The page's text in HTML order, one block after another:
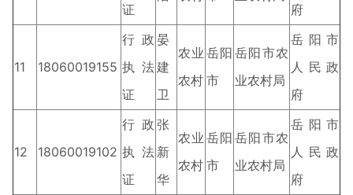
证
府
11 18060019155
行政
执法
证
晏
建
卫
农业
农村
岳阳
市
岳阳市农
业农村局
岳阳市
人民政
府
12 18060019102
行政
执法
证
张
新
华
农业
农村
岳阳
市
岳阳市农
业农村局
岳阳市
人民政
府